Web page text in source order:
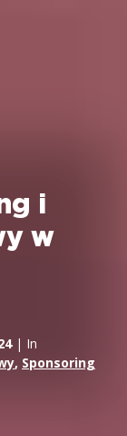
i
w
| In
, Sponsoring